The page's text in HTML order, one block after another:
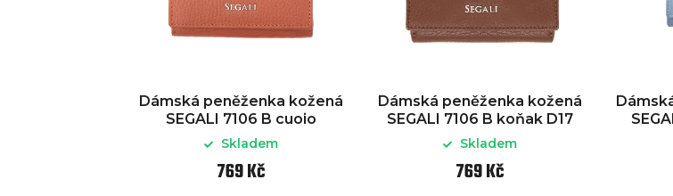
Dámská peněženka kožená
SEGALI 7106 B cuoio
Skladem
769 Kč
Dámská peněženka kožená
SEGALI 7106 B koňak D17
Skladem
769 Kč